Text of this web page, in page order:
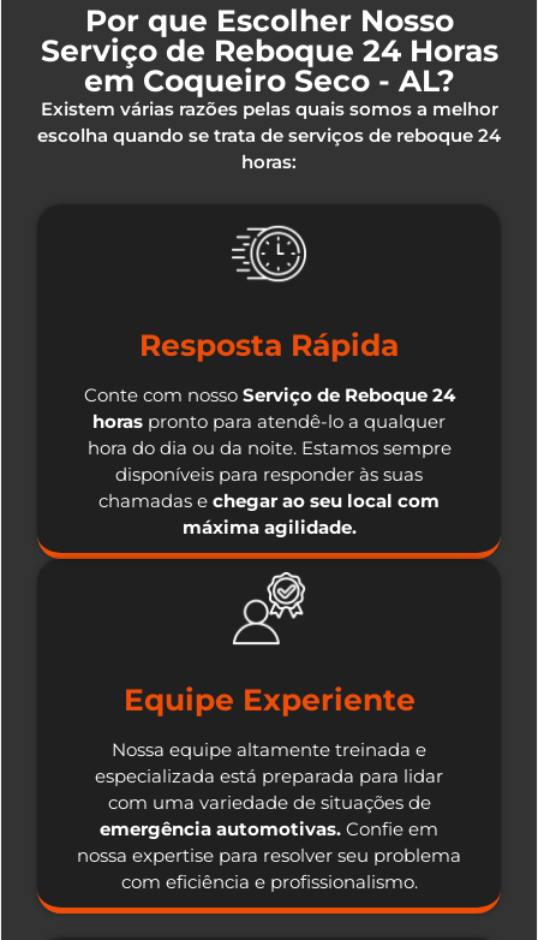
Por que Escolher Nosso
Serviço de Reboque 24 Horas
em Coqueiro Seco - AL?
Existem várias razões pelas quais somos a melhor
escolha quando se trata de serviços de reboque 24
horas:
Resposta Rápida
Conte com nosso Serviço de Reboque 24
horas pronto para atendê-lo a qualquer
hora do dia ou da noite. Estamos sempre
disponíveis para responder às suas
chamadas e chegar ao seu local com
máxima agilidade.
Equipe Experiente
Nossa equipe altamente treinada e
especializada está preparada para lidar
com uma variedade de situações de
emergência automotivas. Confie em
nossa expertise para resolver seu problema
com eficiência e profissionalismo.